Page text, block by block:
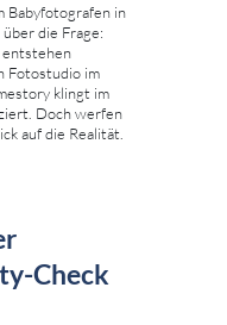
Babyfotografen in
die Frage:
entstehen
Fotostudio im
klingt im
Doch werfen
auf die Realität.
Check